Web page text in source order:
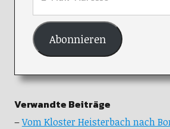
Abonnieren
Verwandte Beiträge
–Vom Kloster Heisterbach nach